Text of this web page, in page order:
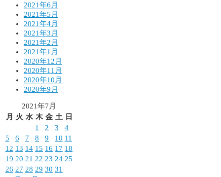
2021年6月
2021年5月
2021年4月
2021年3月
2021年2月
2021年1月
2020年12月
2020年11月
2020年10月
2020年9月
2021年7月
月
火 水 木 金 土
日
1
2 3
4
5
6 7 8 9 10 11
12 13 14 15 16 17 18
19 20 21 22 23 24 25
26 27 28 29 30 31